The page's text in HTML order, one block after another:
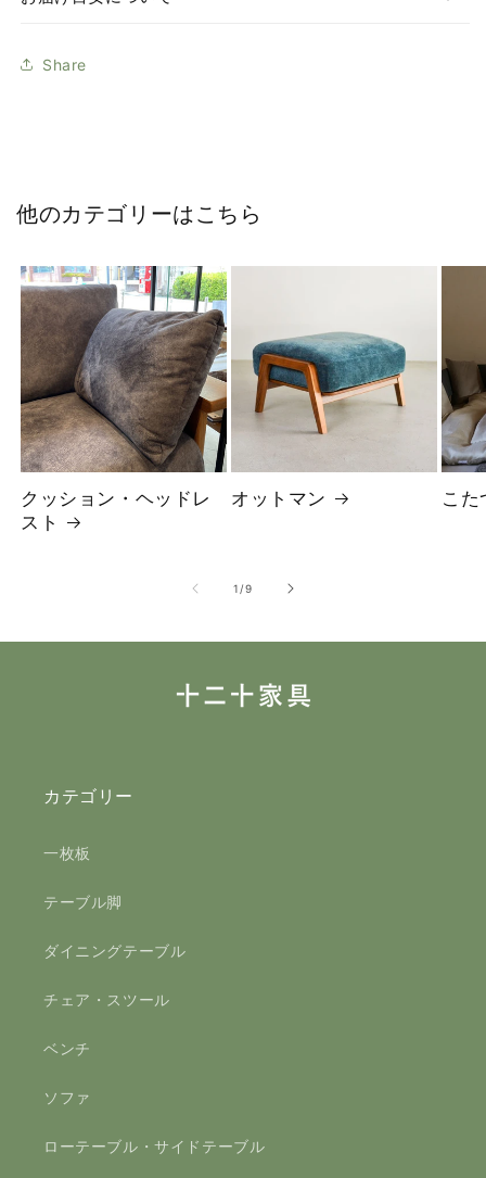
Share
他のカテゴリーはこちら
クッション・ヘッドレ
スト
オットマン こた
1 /の
9
カテゴリー
一枚板
テーブル脚
ダイニングテーブル
チェア・スツール
ベンチ
ソファ
ローテーブル・サイドテーブル